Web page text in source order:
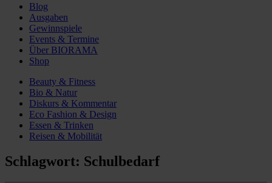
Blog
Ausgaben
Gewinnspiele
Events & Termine
Über BIORAMA
Shop
Beauty & Fitness
Bio & Natur
Diskurs & Kommentar
Eco Fashion & Design
Essen & Trinken
Reisen & Mobilität
Schlagwort: Schulbedarf